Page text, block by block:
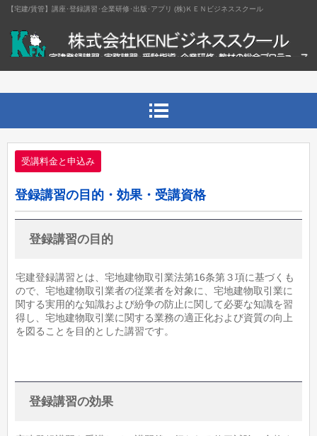
【宅建/賃管】講座･登録講習･企業研修･出版･アプリ (株)ＫＥＮビジネススクール
受講料金と申込み
登録講習の目的・効果・受講資格
登録講習の目的
宅建登録講習とは、宅地建物取引業法第16条第３項に基づくも
ので、宅地建物取引業者の従業者を対象に、宅地建物取引業に
関する実用的な知識および紛争の防止に関して必要な知識を習
得し、宅地建物取引業に関する業務の適正化および資質の向上
を図ることを目的とした講習です。
登録講習の効果